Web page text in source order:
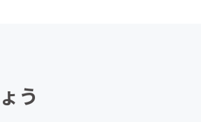
う